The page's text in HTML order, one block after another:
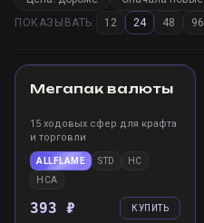
ПОКАЗЫВАТЬ:
12 24 48 96
Мегапак валюты
15 ходовых сфер для крафта
и торговли
ALLFLAME STD
HC
HCA
393 ₽ КУПИТЬ